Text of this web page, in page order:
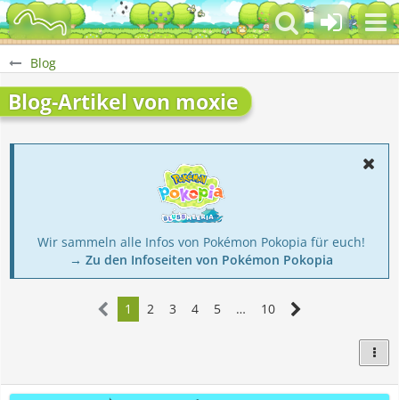
Blog
Blog-Artikel von moxie
Wir sammeln alle Infos von Pokémon Pokopia für euch!
→ Zu den Infoseiten von Pokémon Pokopia
1 2 3 4 5 … 10